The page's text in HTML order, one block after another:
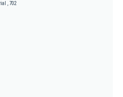
, 702